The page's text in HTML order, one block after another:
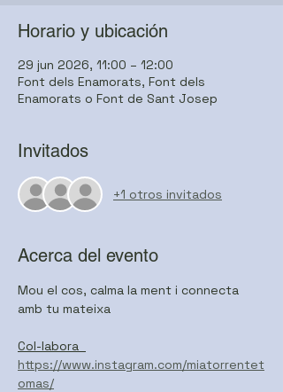
Horario y ubicación
29 jun 2026, 11:00 – 12:00
Font dels Enamorats, Font dels
Enamorats o Font de Sant Josep
Invitados
+1 otros invitados
Acerca del evento
Mou el cos, calma la ment i connecta
amb tu mateixa
Col-labora
https://www.instagram.com/miatorrentet
omas/